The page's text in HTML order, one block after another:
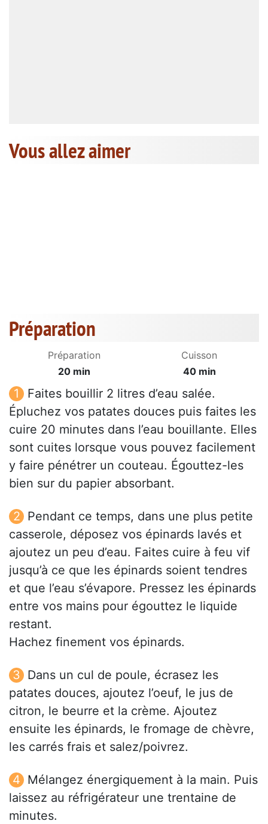
Vous allez aimer
Préparation
Préparation
20 min
Cuisson
40 min
Faites bouillir 2 litres d’eau salée.
Épluchez vos patates douces puis faites les
cuire 20 minutes dans l’eau bouillante. Elles
sont cuites lorsque vous pouvez facilement
y faire pénétrer un couteau. Égouttez-les
bien sur du papier absorbant.
Pendant ce temps, dans une plus petite
casserole, déposez vos épinards lavés et
ajoutez un peu d’eau. Faites cuire à feu vif
jusqu’à ce que les épinards soient tendres
et que l’eau s’évapore. Pressez les épinards
entre vos mains pour égouttez le liquide
restant.
Hachez finement vos épinards.
Dans un cul de poule, écrasez les
patates douces, ajoutez l’oeuf, le jus de
citron, le beurre et la crème. Ajoutez
ensuite les épinards, le fromage de chèvre,
les carrés frais et salez/poivrez.
Mélangez énergiquement à la main. Puis
laissez au réfrigérateur une trentaine de
minutes.